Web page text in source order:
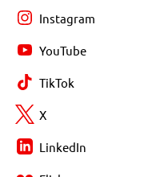
Instagram
YouTube
TikTok
X
LinkedIn